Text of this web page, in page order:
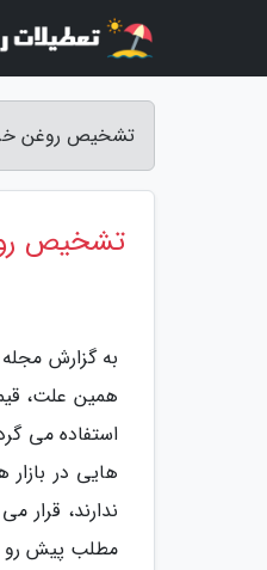
تشخیص روغن
تشخیص
به گزارش
همین علت،
استفاده می
هایی در
ندارند،
مطلب پیش رو